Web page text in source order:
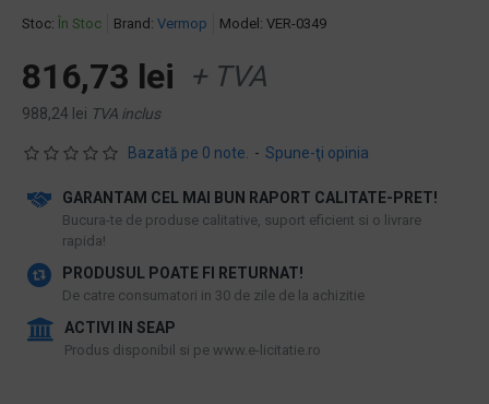
Stoc: În Stoc Brand: Vermop Model: VER-0349
Bazată pe 0 note. - Spune-ţi opinia
816,73 lei + TVA
988,24 lei TVA inclus
GARANTAM CEL MAI BUN RAPORT CALITATE-PRET!
​Bucura-te de produse calitative, suport eficient si o livrare
rapida!
PRODUSUL POATE FI RETURNAT!
De catre consumatori in 30 de zile de la achizitie
ACTIVI IN SEAP
Produs disponibil si pe www.e-licitatie.ro